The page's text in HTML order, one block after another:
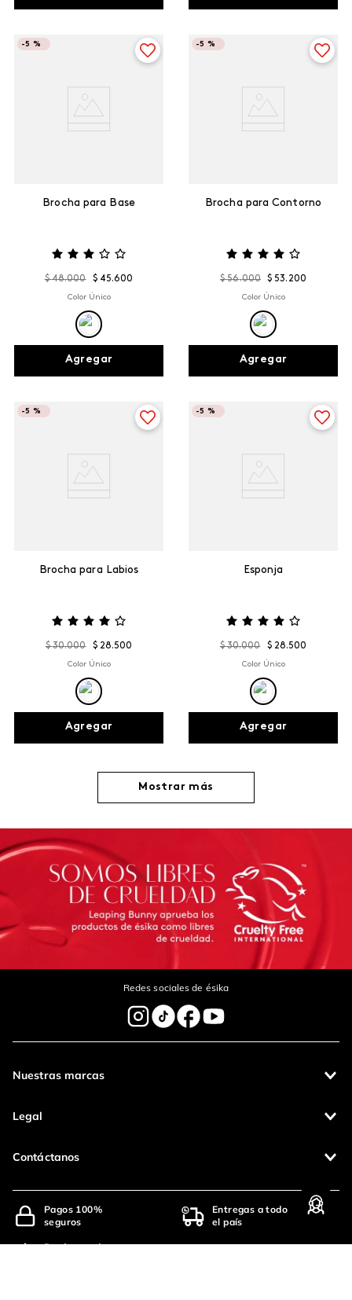
Brocha para Base
-5 %
$ 48.000 $ 45.600
Color Único
Agregar
Brocha para Contorno
-5 %
$ 56.000 $ 53. 200
Color Único
Agregar
Brocha para Labios
-5 %
$ 30.000 $ 28.500
Color Único
Agregar
Esponja
-5 %
$ 30.000 $ 28.500
Color Único
Agregar
Mostrar más
Redes sociales de ésika
Nuestras marcas
Legal
Contáctanos
Pagos 100%
seguros
Entregas a todo
el país
Productos de